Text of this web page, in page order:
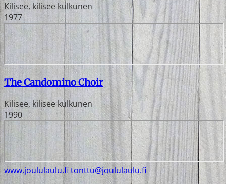
Kilisee, kilisee kulkunen
1977
The Candomino Choir
Kilisee, kilisee kulkunen
1990
www.joululaulu.fitonttu@joululaulu.fi